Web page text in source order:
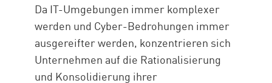
Da IT-Umgebungen immer komplexer
werden und Cyber-Bedrohungen immer
ausgereifter werden, konzentrieren sich
Unternehmen auf die Rationalisierung
und Konsolidierung ihrer